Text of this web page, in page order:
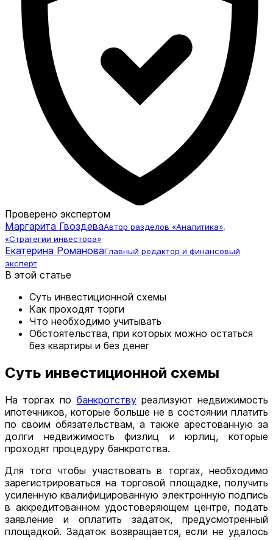
Проверено экспертом
Маргарита ГвоздеваАвтор разделов «Аналитика»,
«Стратегии инвестора»
Екатерина РомановаГлавный редактор и финансовый
эксперт
В этой статье
Суть инвестиционной схемы
Как проходят торги
Что необходимо учитывать
Обстоятельства, при которых можно остаться
без квартиры и без денег
Суть инвестиционной схемы
На торгах по банкротствуреализуют недвижимость
ипотечников, которые больше не в состоянии платить
по своим обязательствам, а также арестованную за
долги недвижимость физлиц и юрлиц, которые
проходят процедуру банкротства.
Для того чтобы участвовать в торгах, необходимо
зарегистрироваться на торговой площадке, получить
усиленную квалифицированную электронную подпись
в аккредитованном удостоверяющем центре, подать
заявление и оплатить задаток, предусмотренный
площадкой. Задаток возвращается, если не удалось